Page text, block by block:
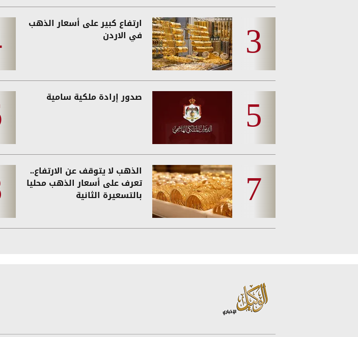
ارتفاع كبير على أسعار الذهب
في الاردن
صدور إرادة ملكية سامية
الذهب لا يتوقف عن الارتفاع..
تعرف على أسعار الذهب محليا
بالتسعيرة الثانية